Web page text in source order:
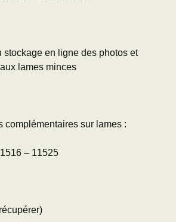
stockage en ligne des photos et
lames minces
complémentaires sur lames :
– 11525